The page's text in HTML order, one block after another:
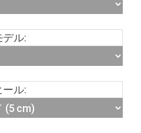
デル:
ール: